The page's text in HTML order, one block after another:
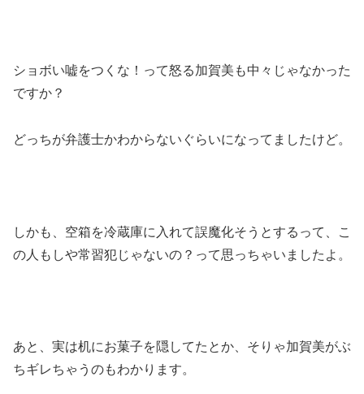
ショボい嘘をつくな！って怒る加賀美も中々じゃなかった
ですか？
どっちが弁護士かわからないぐらいになってましたけど。
しかも、空箱を冷蔵庫に入れて誤魔化そうとするって、こ
の人もしや常習犯じゃないの？って思っちゃいましたよ。
あと、実は机にお菓子を隠してたとか、そりゃ加賀美がぶ
ちギレちゃうのもわかります。